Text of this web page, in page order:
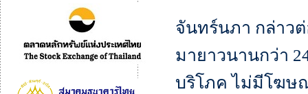
จันทร์นภา กล่าว
มายาวนานกว่า
บริโภค ไม่มีโฆษ